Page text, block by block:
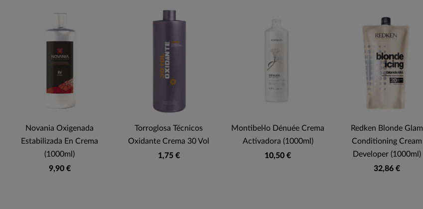
Novania Oxigenada
Estabilizada En Crema
(1000ml)
9,90 €
Torroglosa Técnicos
Oxidante Crema 30 Vol
1,75 €
Montibel·lo Dénuée Crema
Activadora (1000ml)
10,50 €
Redken Blonde Glam
Conditioning Cream
Developer (1000ml)
32,86 €